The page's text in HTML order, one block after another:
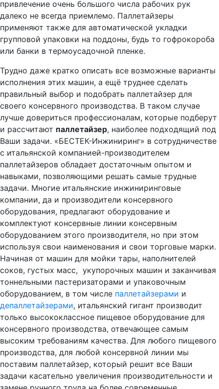
привлечение очень большого числа рабочих рук
далеко не всегда приемлемо. Паллетайзеры
применяют также для автоматической укладки
групповой упаковки на поддоны, будь то гофрокороба
или банки в термоусадочной пленке.
Трудно даже кратко описать все возможные варианты
исполнения этих машин, а ещё труднее сделать
правильный выбор и подобрать паллетайзер для
своего консервного производства. В таком случае
лучше довериться профессионалам, которые подберут
и рассчитают паллетайзер, наиболее подходящий под
Ваши задачи. «БЕСТЕК-Инжиниринг» в сотрудничестве
с итальянской компанией-производителем
паллетайзеров обладает достаточным опытом и
навыками, позволяющими решать самые трудные
задачи. Многие итальянские инжиниринговые
компании, да и производители консервного
оборудования, предлагают оборудование и
комплектуют консервные линии консервным
оборудованием этого производителя, но при этом
используя свои наименования и свои торговые марки.
Начиная от машин для мойки тары, наполнителей
соков, густых масс, укупорочных машин и заканчивая
тоннельными пастеризаторами и упаковочным
оборудованием, в том числе паллетайзерами и
депаллетайзерами, итальянский гигант производит
только высококлассное пищевое оборудование для
консервного производства, отвечающее самым
высоким требованиям качества. Для любого пищевого
производства, для любой консервной линии мы
поставим паллетайзер, который решит все Ваши
задачи касательно увеличения производительности и